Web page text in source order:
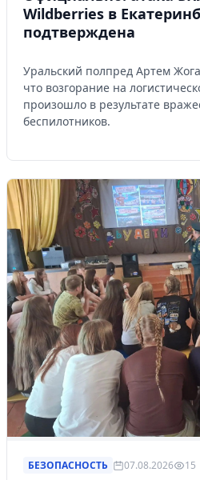
Wildberries в
подтверждена
Уральский полпред Артем
что возгорание на
произошло в результате
беспилотников.
БЕЗОПАСНОСТЬ 07.08.2026 15